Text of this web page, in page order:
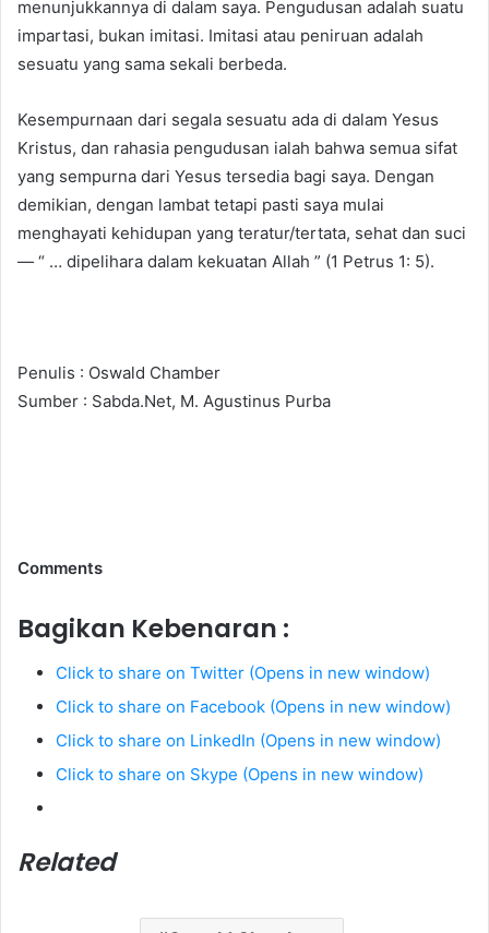
menunjukkannya di dalam saya. Pengudusan adalah suatu
impartasi, bukan imitasi. Imitasi atau peniruan adalah
sesuatu yang sama sekali berbeda.
Kesempurnaan dari segala sesuatu ada di dalam Yesus
Kristus, dan rahasia pengudusan ialah bahwa semua sifat
yang sempurna dari Yesus tersedia bagi saya. Dengan
demikian, dengan lambat tetapi pasti saya mulai
menghayati kehidupan yang teratur/tertata, sehat dan suci
— “ … dipelihara dalam kekuatan Allah ” (1 Petrus 1: 5).
Penulis : Oswald Chamber
Sumber : Sabda.Net, M. Agustinus Purba
Comments
Bagikan Kebenaran :
Click to share on Twitter (Opens in new window)
Click to share on Facebook (Opens in new window)
Click to share on LinkedIn (Opens in new window)
Click to share on Skype (Opens in new window)
Related